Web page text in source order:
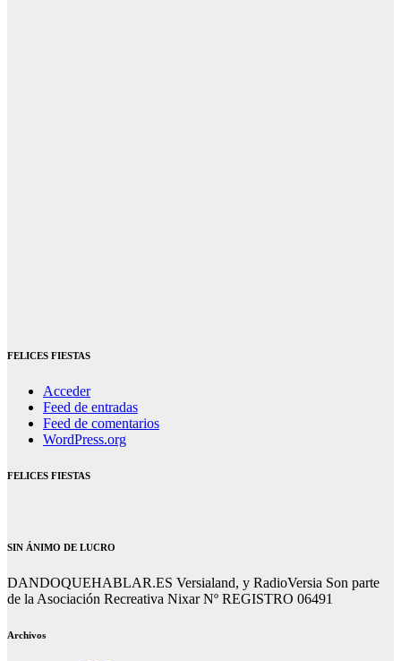
FELICES FIESTAS
Acceder
Feed de entradas
Feed de comentarios
WordPress.org
FELICES FIESTAS
SIN ÁNIMO DE LUCRO
DANDOQUEHABLAR.ES Versialand, y RadioVersia Son parte
de la Asociación Recreativa Nixar Nº REGISTRO 06491
Archivos